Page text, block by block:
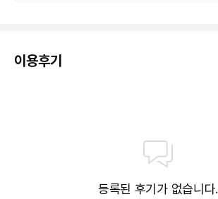
이용후기
등록된 후기가 없습니다.